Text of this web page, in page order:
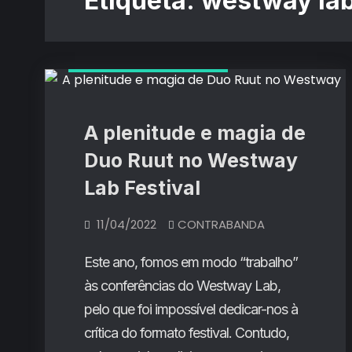
A plenitude e magia de
Duo Ruut no Westway
Lab Festival
11/04/2022 CONTRABANDA
Este ano, fomos em modo “trabalho”
às conferências do Westway Lab,
pelo que foi impossível dedicar-nos à
crítica do formato festival. Contudo,